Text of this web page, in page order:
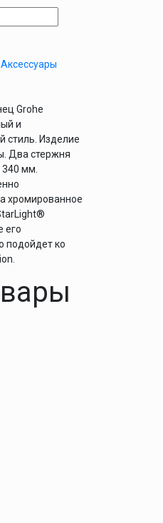
Аксессуары
Grohe
и
стиль. Изделие
Два стержня
мм.
хромированное
его
подойдет ко